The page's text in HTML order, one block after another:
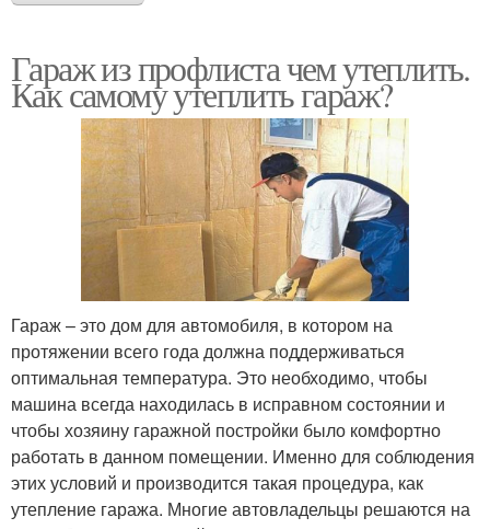
Гараж из профлиста чем утеплить.
Как самому утеплить гараж?
Гараж – это дом для автомобиля, в котором на
протяжении всего года должна поддерживаться
оптимальная температура. Это необходимо, чтобы
машина всегда находилась в исправном состоянии и
чтобы хозяину гаражной постройки было комфортно
работать в данном помещении. Именно для соблюдения
этих условий и производится такая процедура, как
утепление гаража. Многие автовладельцы решаются на